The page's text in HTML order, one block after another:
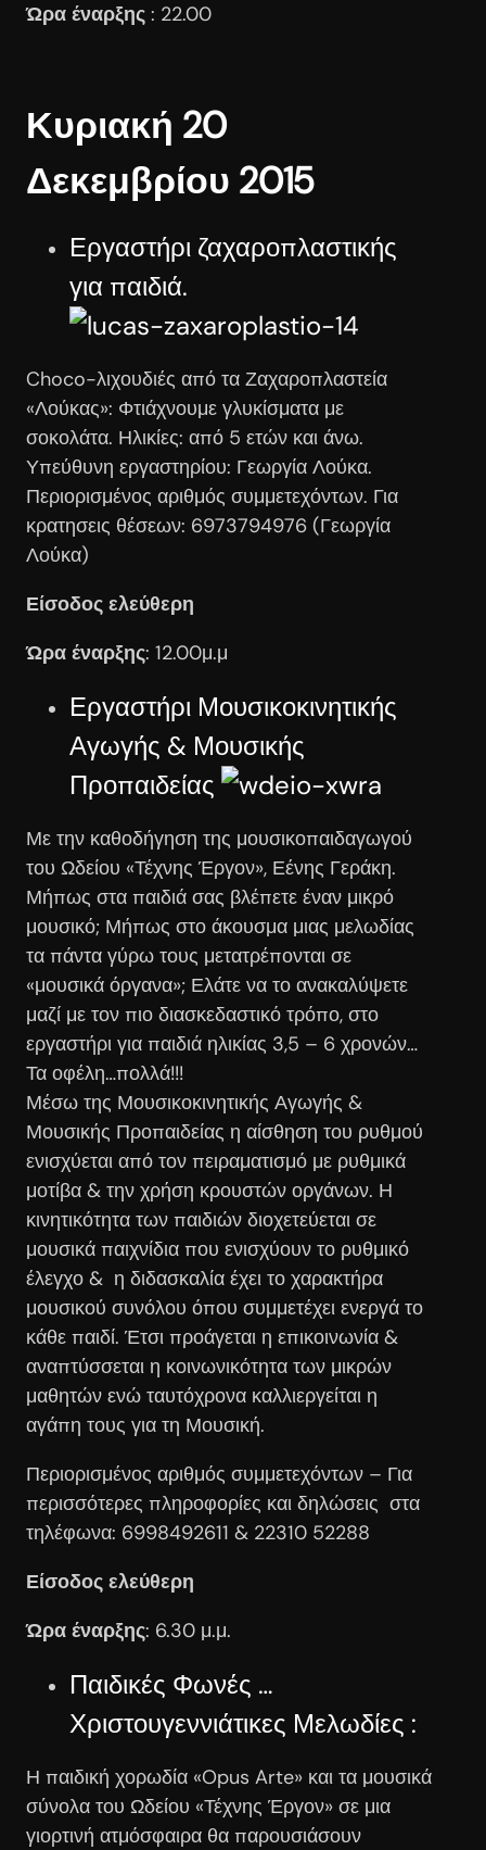
Ώρα έναρξης : 22.00
Κυριακή 20
Δεκεμβρίου 2015
Εργαστήρι ζαχαροπλαστικής
για παιδιά.
Choco-λιχουδιές από τα Ζαχαροπλαστεία
«Λούκας»: Φτιάχνουμε γλυκίσματα με
σοκολάτα. Ηλικίες: από 5 ετών και άνω.
Υπεύθυνη εργαστηρίου: Γεωργία Λούκα.
Περιορισμένος αριθμός συμμετεχόντων. Για
κρατησεις θέσεων: 6973794976 (Γεωργία
Λούκα)
Είσοδος ελεύθερη
Ώρα έναρξης: 12.00μ.μ
Εργαστήρι Μουσικοκινητικής
Αγωγής & Μουσικής
Προπαιδείας
Με την καθοδήγηση της μουσικοπαιδαγωγού
του Ωδείου «Τέχνης Έργον», Εένης Γεράκη.
Μήπως στα παιδιά σας βλέπετε έναν μικρό
μουσικό; Μήπως στο άκουσμα μιας μελωδίας
τα πάντα γύρω τους μετατρέπονται σε
«μουσικά όργανα»; Ελάτε να το ανακαλύψετε
μαζί με τον πιο διασκεδαστικό τρόπο, στο
εργαστήρι για παιδιά ηλικίας 3,5 – 6 χρονών…
Τα οφέλη…πολλά!!!
Μέσω της Μουσικοκινητικής Αγωγής &
Μουσικής Προπαιδείας η αίσθηση του ρυθμού
ενισχύεται από τον πειραματισμό με ρυθμικά
μοτίβα & την χρήση κρουστών οργάνων. Η
κινητικότητα των παιδιών διοχετεύεται σε
μουσικά παιχνίδια που ενισχύουν το ρυθμικό
έλεγχο & η διδασκαλία έχει το χαρακτήρα
μουσικού συνόλου όπου συμμετέχει ενεργά το
κάθε παιδί. Έτσι προάγεται η επικοινωνία &
αναπτύσσεται η κοινωνικότητα των μικρών
μαθητών ενώ ταυτόχρονα καλλιεργείται η
αγάπη τους για τη Μουσική.
Περιορισμένος αριθμός συμμετεχόντων – Για
περισσότερες πληροφορίες και δηλώσεις στα
τηλέφωνα: 6998492611 & 22310 52288
Είσοδος ελεύθερη
Ώρα έναρξης: 6.30 μ.μ.
Παιδικές Φωνές …
Χριστουγεννιάτικες Μελωδίες :
Η παιδική χορωδία «Opus Arte» και τα μουσικά
σύνολα του Ωδείου «Τέχνης Έργον» σε μια
γιορτινή ατμόσφαιρα θα παρουσιάσουν